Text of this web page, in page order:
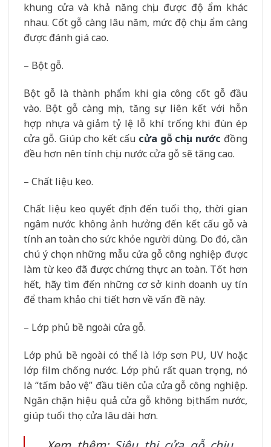
khung cửa và khả năng chịu được độ ẩm khác
nhau. Cốt gỗ càng lâu năm, mức độ chịu ẩm càng
được đánh giá cao.
– Bột gỗ.
Bột gỗ là thành phẩm khi gia công cốt gỗ đầu
vào. Bột gỗ càng mịn, tăng sự liên kết với hỗn
hợp nhựa và giảm tỷ lệ lỗ khí trống khi đùn ép
cửa gỗ. Giúp cho kết cấu cửa gỗ chịu nước đồng
đều hơn nên tính chịu nước cửa gỗ sẽ tăng cao.
– Chất liệu keo.
Chất liệu keo quyết định đến tuổi thọ, thời gian
ngâm nước không ảnh hưởng đến kết cấu gỗ và
tính an toàn cho sức khỏe người dùng. Do đó, cần
chú ý chọn những mẫu cửa gỗ công nghiệp được
làm từ keo đã được chứng thực an toàn. Tốt hơn
hết, hãy tìm đến những cơ sở kinh doanh uy tín
để tham khảo chi tiết hơn về vấn đề này.
– Lớp phủ bề ngoài cửa gỗ.
Lớp phủ bề ngoài có thể là lớp sơn PU, UV hoặc
lớp film chống nước. Lớp phủ rất quan trọng, nó
là “tấm bảo vệ” đầu tiên của cửa gỗ công nghiệp.
Ngăn chặn hiệu quả cửa gỗ không bị thấm nước,
giúp tuổi thọ cửa lâu dài hơn.